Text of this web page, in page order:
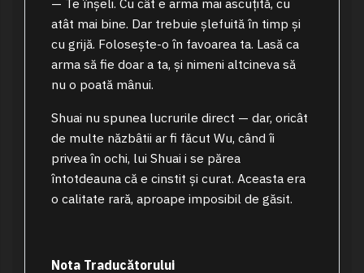
— Te înșeli. Cu cât e arma mai ascuțită, cu
atât mai bine. Dar trebuie șlefuită în timp și
cu grijă. Folosește-o în favoarea ta. Lasă ca
arma să fie doar a ta, și nimeni altcineva să
nu o poată mânui.
Shuai nu spunea lucrurile direct — dar, oricât
de multe năzbâtii ar fi făcut Wu, când îi
privea în ochi, lui Shuai i se părea
întotdeauna că e cinstit și curat. Aceasta era
o calitate rară, aproape imposibil de găsit.
Nota Traducătorului